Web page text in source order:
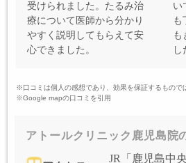
受けられました。たるみ治
療について医師から分かり
やすく説明してもらえて安
心できました。
い
も
も
し
※口コミは個人の感想であり、効果を保証するもので
※Google mapの口コミを引用
アトールクリニック鹿児島院
JR「鹿児島中